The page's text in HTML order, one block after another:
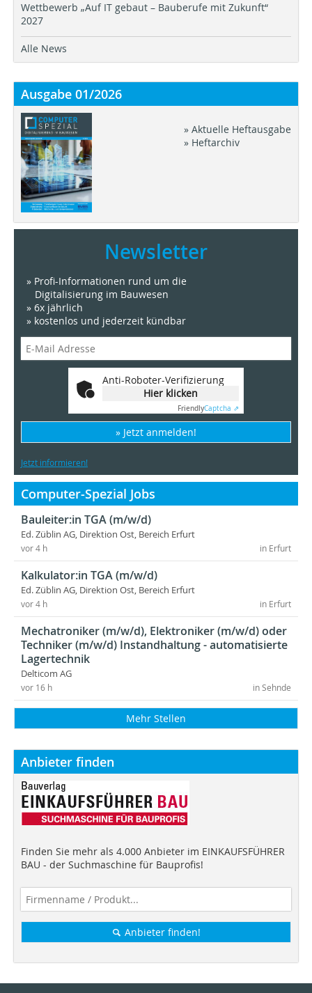
Wettbewerb „Auf IT gebaut – Bauberufe mit Zukunft“
2027
Alle News
Ausgabe 01/2026
» Aktuelle Heftausgabe
» Heftarchiv
Newsletter
» Profi-Informationen rund um die
Digitalisierung im Bauwesen
» 6x jährlich
» kostenlos und jederzeit kündbar
Anti-Roboter-Verifizierung
Hier klicken
FriendlyCaptcha ⇗
» Jetzt anmelden!
Jetzt informieren!
Computer-Spezial Jobs
Bauleiter:in TGA (m/w/d)
Ed. Züblin AG, Direktion Ost, Bereich Erfurt
in Erfurt
vor 4 h
Kalkulator:in TGA (m/w/d)
Ed. Züblin AG, Direktion Ost, Bereich Erfurt
in Erfurt
vor 4 h
Mechatroniker (m/w/d), Elektroniker (m/w/d) oder
Techniker (m/w/d) Instandhaltung - automatisierte
Lagertechnik
Delticom AG
in Sehnde
vor 16 h
Mehr Stellen
Anbieter finden
Finden Sie mehr als 4.000 Anbieter im EINKAUFSFÜHRER
BAU - der Suchmaschine für Bauprofis!
Anbieter finden!